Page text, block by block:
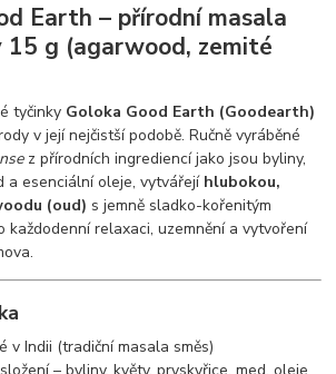
Earth – přírodní masala
15 g (agarwood, zemité
tyčinky Goloka Good Earth (Goodearth)
v její nejčistší podobě. Ručně vyráběné
z přírodních ingrediencí jako jsou byliny,
a esenciální oleje, vytvářejí hlubokou,
(oud) s jemně sladko-kořenitým
každodenní relaxaci, uzemnění a vytvoření
v Indii (tradiční masala směs)